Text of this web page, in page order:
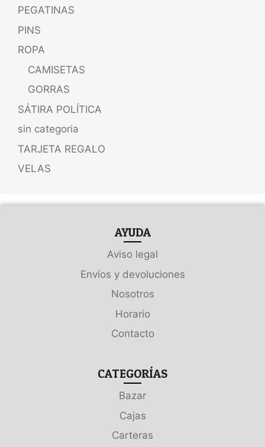
PEGATINAS
PINS
ROPA
CAMISETAS
GORRAS
SÁTIRA POLÍTICA
sin categoria
TARJETA REGALO
VELAS
AYUDA
Aviso legal
Envíos y devoluciones
Nosotros
Horario
Contacto
CATEGORÍAS
Bazar
Cajas
Carteras